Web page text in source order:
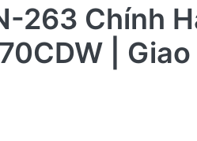
263 Chính
|